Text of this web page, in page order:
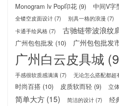
Monogram lv Pop印花 (9) 中间V字
全镂空皮面设计(7) 别具一格的浪漫 (7)
卡通手绘风格(7) 古驰链带波浪纹
广州包包批发 (10) 广州包包批发
广州白云皮具城
手感很软质感满满(7) 无论怎么搭配都超
时尚百搭 (10) 皮质软而轻 (9) 立
简单大方 (15) 简洁的设计(7) 经